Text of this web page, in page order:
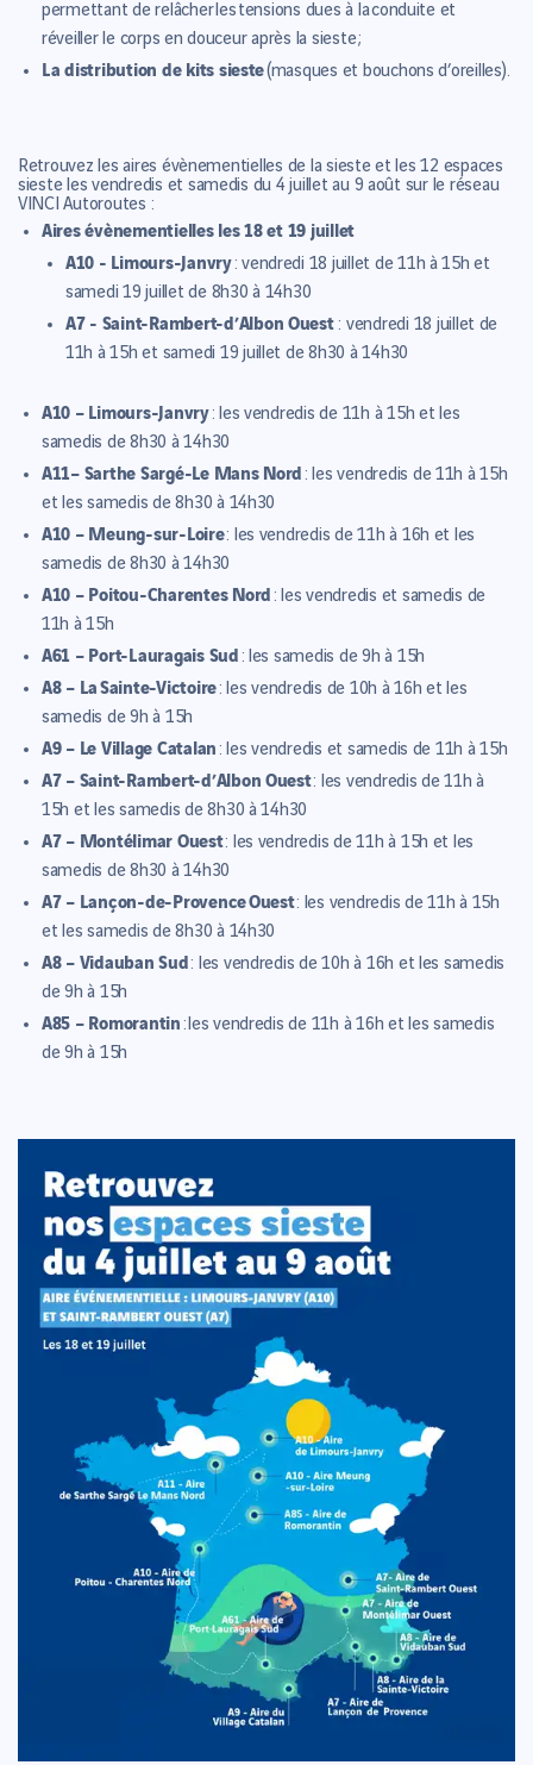
permettant de relâcher les tensions dues à la conduite et
réveiller le corps en douceur après la sieste ;
La distribution de kits sieste(masques et bouchons d’oreilles).
Retrouvez les aires évènementielles de la sieste et les 12 espaces
sieste les vendredis et samedis du 4 juillet au 9 août sur le réseau
VINCI Autoroutes :
Aires évènementielles les 18 et 19 juillet
A10 - Limours-Janvry: vendredi 18 juillet de 11h à 15h et
samedi 19 juillet de 8h30 à 14h30
A7 - Saint-Rambert-d’AlbonOuest: vendredi 18 juillet de
11h à 15h et samedi 19 juillet de 8h30 à 14h30
A10 – Limours-Janvry: les vendredis de 11h à 15h et les
samedis de 8h30 à 14h30
A11– Sarthe Sargé-Le Mans Nord : les vendredis de 11h à 15h
et les samedis de 8h30 à 14h30
A10 – Meung-sur-Loire: les vendredis de 11h à 16h et les
samedis de 8h30 à 14h30
A10 – Poitou-Charentes Nord : les vendredis et samedis de
11h à 15h
A61 – Port-Lauragais Sud : les samedis de 9h à 15h
A8 – La Sainte-Victoire: les vendredis de 10h à 16h et les
samedis de 9h à 15h
A9 – Le Village Catalan : les vendredis et samedis de 11h à 15h
A7 – Saint-Rambert-d’Albon Ouest: les vendredis de 11h à
15h et les samedis de 8h30 à 14h30
A7 – Montélimar Ouest: les vendredis de 11h à 15h et les
samedis de 8h30 à 14h30
A7 – Lançon-de-ProvenceOuest: les vendredis de 11h à 15h
et les samedis de 8h30 à 14h30
A8 – Vidauban Sud: les vendredis de 10h à 16h et les samedis
de 9h à 15h
A85 – Romorantin : les vendredis de 11h à 16h et les samedis
de 9h à 15h